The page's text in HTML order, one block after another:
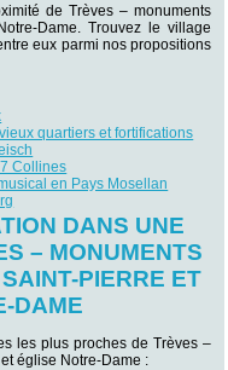
de Trèves – monuments
Dame. Trouvez le village
eux parmi nos propositions
quartiers et fortifications
Collines
en Pays Mosellan
DANS UNE
– MONUMENTS
PIERRE ET
DAME
les plus proches de Trèves –
église Notre-Dame :